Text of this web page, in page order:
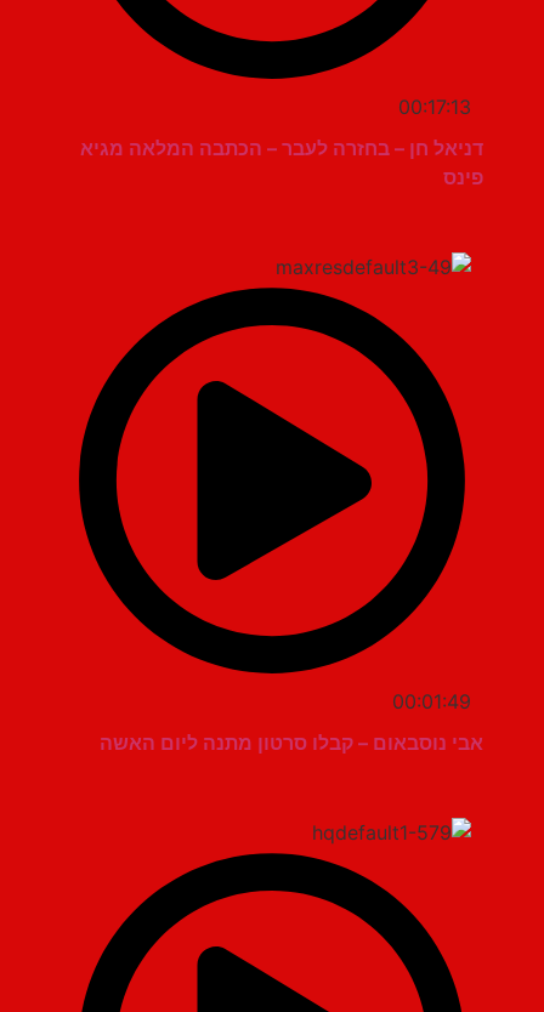
00:17:13
דניאל חן – בחזרה לעבר – הכתבה המלאה מגיא
00:01:49
אבי נוסבאום – קבלו סרטון מתנה ליום האשה